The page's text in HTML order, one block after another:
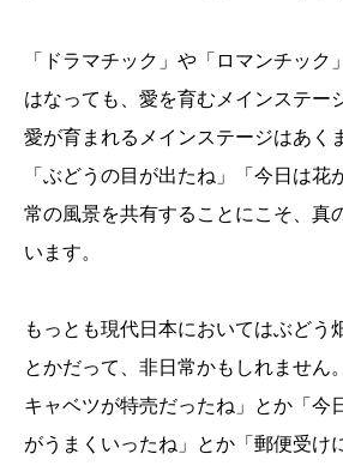
「ドラマチック」や「ロマンチック
はなっても、愛を育むメインステー
愛が育まれるメインステージはあく
「ぶどうの目が出たね」「今日は花
常の風景を共有することにこそ、真
います。
もっとも現代日本においてはぶどう
とかだって、非日常かもしれません
キャベツが特売だったね」とか「今
がうまくいったね」とか「郵便受け